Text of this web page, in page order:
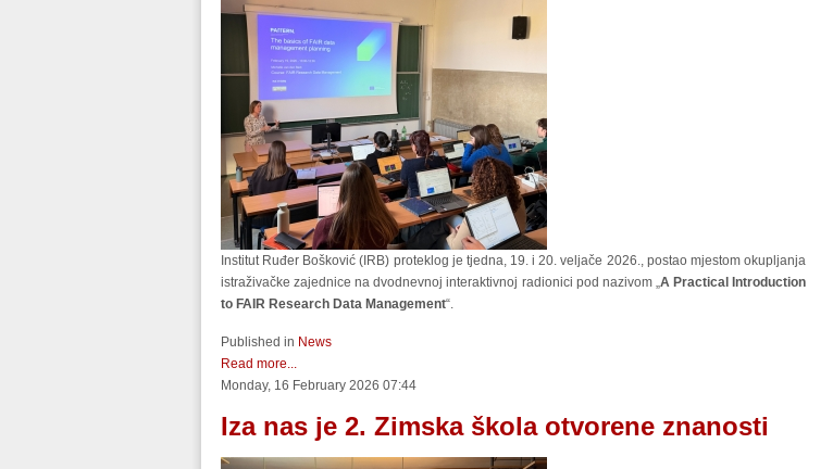
Institut Ruđer Bošković (IRB) proteklog je tjedna, 19. i 20. veljače 2026., postao mjestom okupljanja
istraživačke zajednice na dvodnevnoj interaktivnoj radionici pod nazivom „A Practical Introduction
to FAIR Research Data Management“.
Published in News
Read more...
Monday, 16 February 2026 07:44
Iza nas je 2. Zimska škola otvorene znanosti